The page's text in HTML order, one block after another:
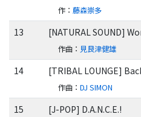
作 ：藤森崇多
13 [NATURAL SOUND]
作曲 ： 見良津健雄
14 [TRIBAL LOUNGE]
作曲 ：DJ SIMON
15 [J-POP] D.A.N.C.E.!